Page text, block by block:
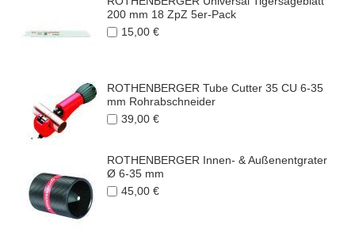
200 mm 18 ZpZ 5er-Pack
15,00 €
ROTHENBERGER Tube Cutter 35 CU 6-35
mm Rohrabschneider
39,00 €
ROTHENBERGER Innen- & Außenentgrater
Ø 6-35 mm
45,00 €